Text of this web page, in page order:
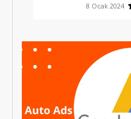
8 Ocak 2024